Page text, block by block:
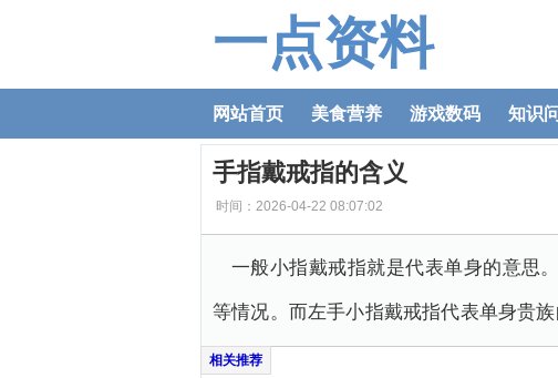
一点资料
网站首页 美食营养 游戏数码 知识
手指戴戒指的含义
时间：2026-04-22 08:07:02
一般小指戴戒指就是代表单身的意思
等情况。而左手小指戴戒指代表单身贵族